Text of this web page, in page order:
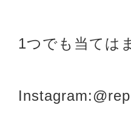
1つでも当ては